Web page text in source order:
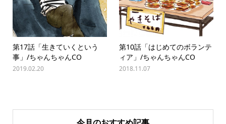
第17話「生きていくという
事」/ちゃんちゃんCO
2019.02.20
第10話「はじめてのボランテ
ィア」/ちゃんちゃんCO
2018.11.07